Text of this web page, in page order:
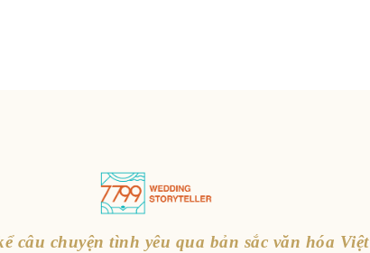
câu chuyện tình yêu qua bản sắc văn hóa Việt